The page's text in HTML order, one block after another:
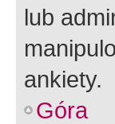
lub
ankiety.
Góra